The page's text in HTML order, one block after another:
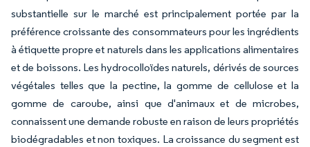
substantielle sur le marché est principalement portée par la
préférence croissante des consommateurs pour les ingrédients
à étiquette propre et naturels dans les applications alimentaires
et de boissons. Les hydrocolloïdes naturels, dérivés de sources
végétales telles que la pectine, la gomme de cellulose et la
gomme de caroube, ainsi que d'animaux et de microbes,
connaissent une demande robuste en raison de leurs propriétés
biodégradables et non toxiques. La croissance du segment est